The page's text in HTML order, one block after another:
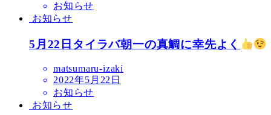
お知らせ
お知らせ
5月22日タイラバ朝一の真鯛に幸先よく
matsumaru-izaki
2022年5月22日
お知らせ
お知らせ